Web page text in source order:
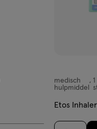
medisch
medisch
hulpmiddel
1
Etos Inhaler